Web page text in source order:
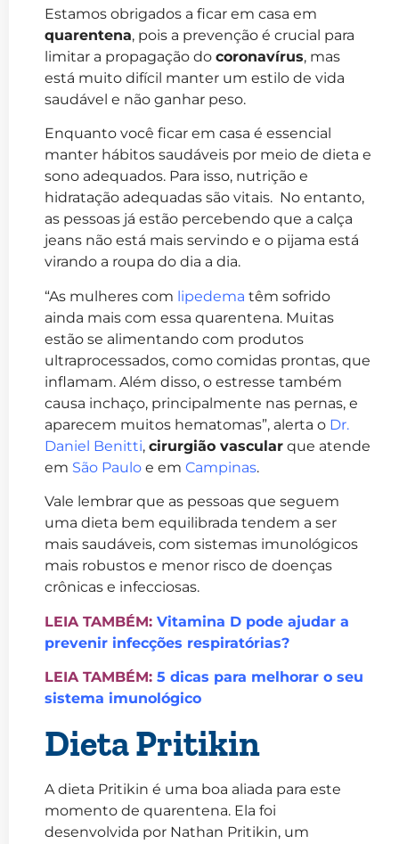
Estamos obrigados a ficar em casa em
quarentena, pois a prevenção é crucial para
limitar a propagação do coronavírus, mas
está muito difícil manter um estilo de vida
saudável e não ganhar peso.
Enquanto você ficar em casa é essencial
manter hábitos saudáveis por meio de dieta e
sono adequados. Para isso, nutrição e
hidratação adequadas são vitais. No entanto,
as pessoas já estão percebendo que a calça
jeans não está mais servindo e o pijama está
virando a roupa do dia a dia.
“As mulheres com lipedema têm sofrido
ainda mais com essa quarentena. Muitas
estão se alimentando com produtos
ultraprocessados, como comidas prontas, que
inflamam. Além disso, o estresse também
causa inchaço, principalmente nas pernas, e
aparecem muitos hematomas”, alerta o Dr.
Daniel Benitti, cirurgião vascular que atende
em São Paulo e em Campinas.
Vale lembrar que as pessoas que seguem
uma dieta bem equilibrada tendem a ser
mais saudáveis, com sistemas imunológicos
mais robustos e menor risco de doenças
crônicas e infecciosas.
LEIA TAMBÉM: Vitamina D pode ajudar a
prevenir infecções respiratórias?
LEIA TAMBÉM: 5 dicas para melhorar o seu
sistema imunológico
Dieta Pritikin
A dieta Pritikin é uma boa aliada para este
momento de quarentena. Ela foi
desenvolvida por Nathan Pritikin, um